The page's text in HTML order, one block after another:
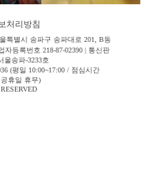
처리방침
특별시 송파구 송파대로 201, B동
등록번호 218-87-02390 | 통신판
울송파-3233호
(평일 10:00~17:00 / 점심시간
공휴일 휴무)